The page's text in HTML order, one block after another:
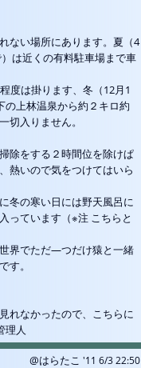
ない場所にあります。夏（4
は近くの有料駐車場まで車
度は掛ります、冬（12月1
の上林温泉から約２キロ約
切入りません。
除をする２時間位を除けぱ
熱いので気をつけてはいら
冬の寒い日には野天風呂に
っています（※注 こちらと
界でただ―つだけ猿と一緒
す。
れなかったので、こちらに
理人
@はらたこ '11 6/3 22:50